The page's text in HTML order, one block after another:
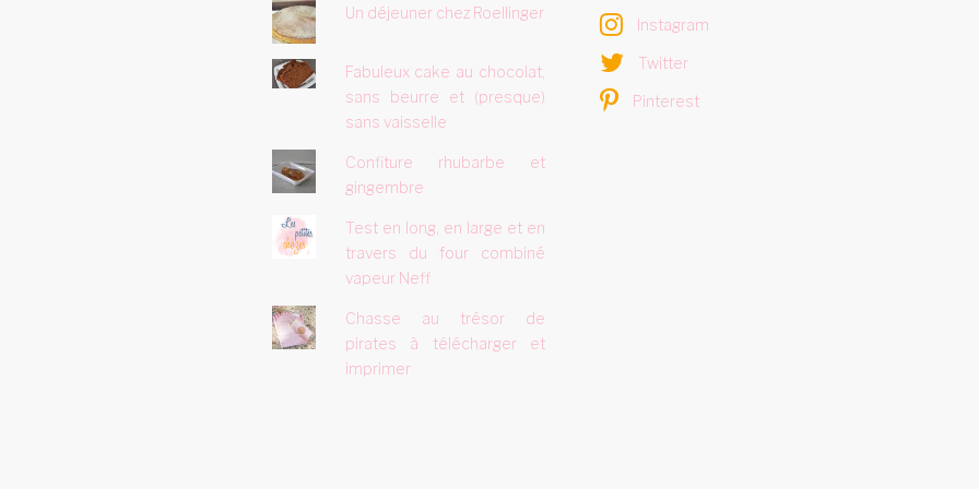
Un déjeuner chez Roellinger
Fabuleux cake au chocolat,
sans beurre et (presque)
sans vaisselle
Confiture rhubarbe et
gingembre
Test en long, en large et en
travers du four combiné
vapeur Neff
Chasse au trésor de
pirates à télécharger et
imprimer
Instagram
Twitter
Pinterest